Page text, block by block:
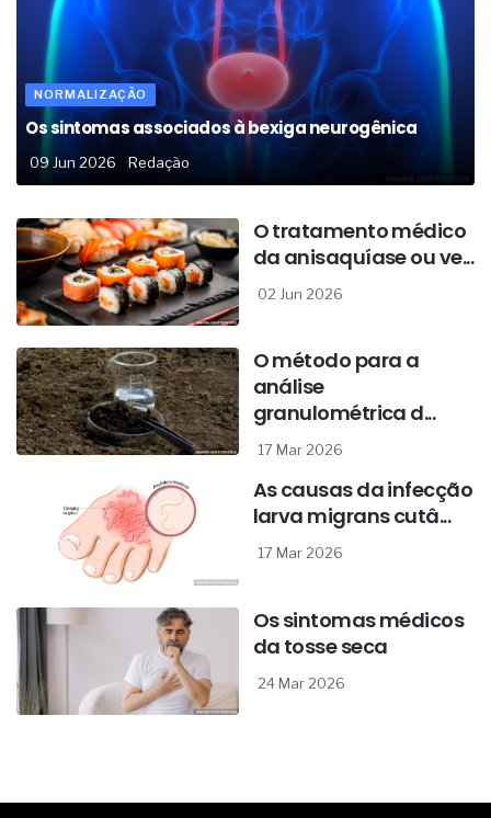
NORMALIZAÇÃO
Os sintomas associados à bexiga neurogênica
09 Jun 2026 Redação
O tratamento médico
da anisaquíase ou ve...
02 Jun 2026
O método para a
análise
granulométrica d...
17 Mar 2026
As causas da infecção
larva migrans cutâ...
17 Mar 2026
Os sintomas médicos
da tosse seca
24 Mar 2026